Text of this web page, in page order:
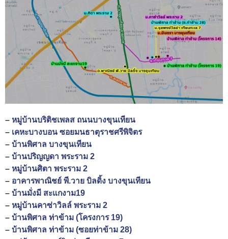
– หมู่บ้านบริติชเพลส ถนนบางขุนเทียน
– เคหะบางบอน ซอยมนธาตุราชศรีพิจิตร
– บ้านพิศาล บางขุนเทียน
– บ้านปริญญดา พระราม 2
– หมู่บ้านศิตา พระราม 2
– อาคารพาณิชย์ พี.วาย บิลดิ้ง บางขุนเทียน
– บ้านมั่งมี สะแกงาม19
– หมู่บ้านคาซ่าวิลล์ พระราม 2
– บ้านพิศาล ท่าข้าม (โครงการ 19)
– บ้านพิศาล ท่าข้าม (ซอยท่าข้าม 28)